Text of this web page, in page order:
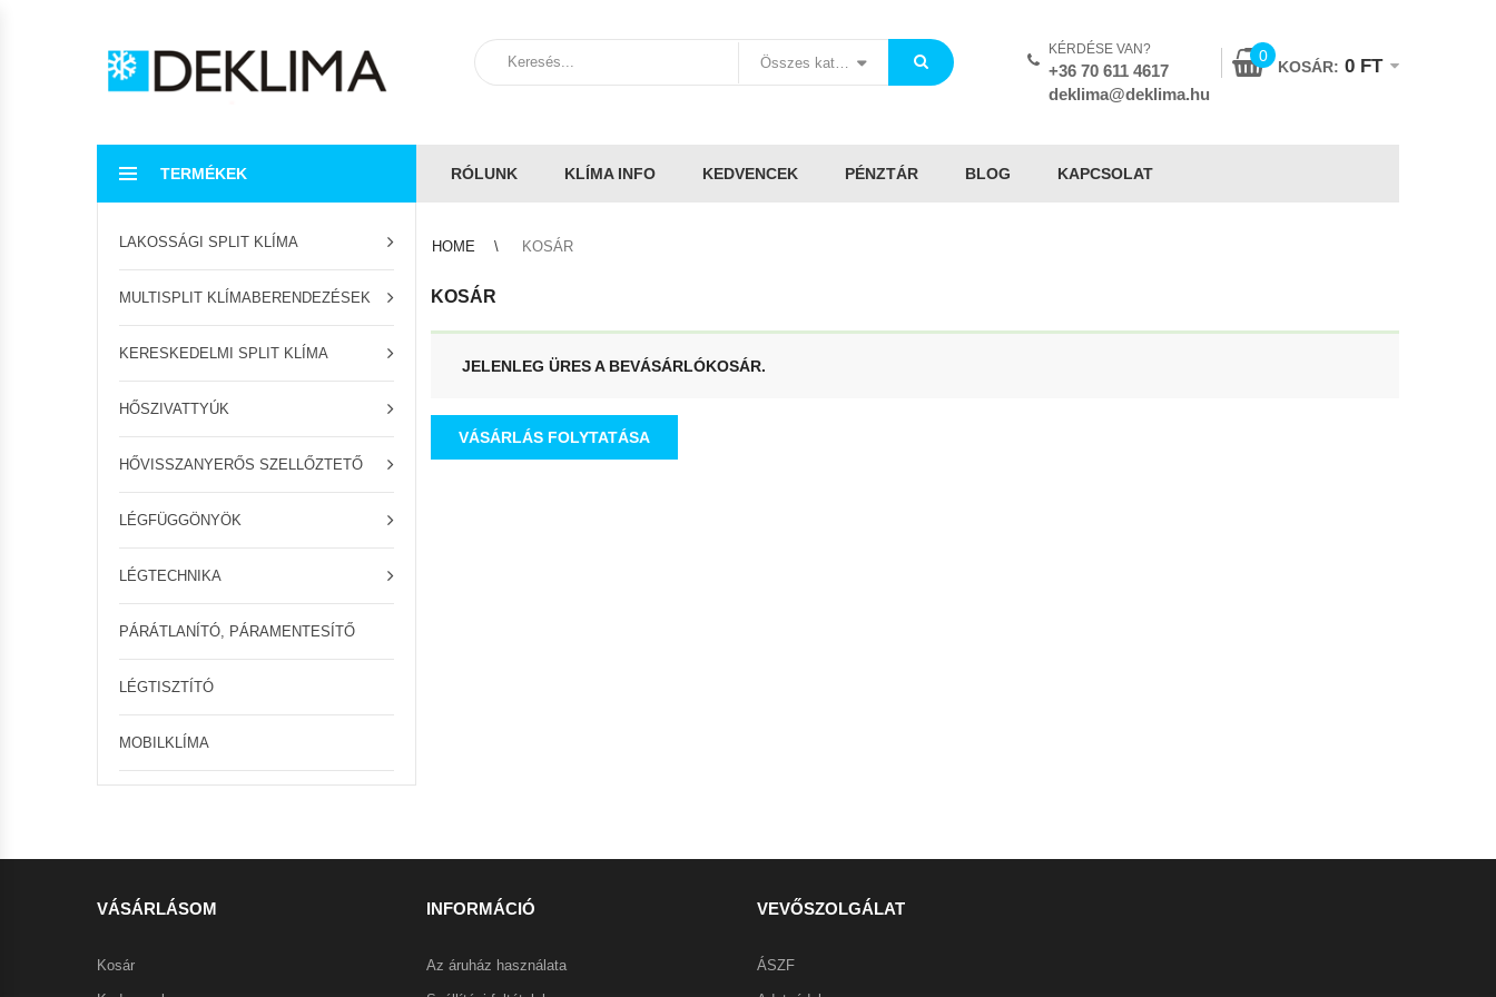
Összes kategória
KÉRDÉSE VAN?
+36 70 611 4617
deklima@deklima.hu
0
KOSÁR: 0 FT
TERMÉKEK
LAKOSSÁGI SPLIT KLÍMA
MULTISPLIT KLÍMABERENDEZÉSEK
KERESKEDELMI SPLIT KLÍMA
HŐSZIVATTYÚK
HŐVISSZANYERŐS SZELLŐZTETŐ
LÉGFÜGGÖNYÖK
LÉGTECHNIKA
PÁRÁTLANÍTÓ, PÁRAMENTESÍTŐ
LÉGTISZTÍTÓ
MOBILKLÍMA
RÓLUNK KLÍMA INFO KEDVENCEK PÉNZTÁR BLOG KAPCSOLAT
HOME KOSÁR
KOSÁR
JELENLEG ÜRES A BEVÁSÁRLÓKOSÁR.
VÁSÁRLÁS FOLYTATÁSA
VÁSÁRLÁSOM
Kosár
INFORMÁCIÓ
Az áruház használata
VEVŐSZOLGÁLAT
ÁSZF